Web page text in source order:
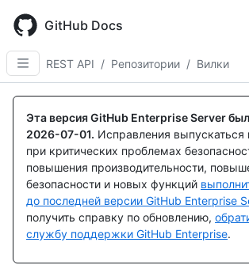
main
content
GitHub Docs
REST API / Репозитории / Вилки
Эта версия GitHub Enterprise Server
2026-07-01. Исправления
при критических проблемах
повышения производительности,
безопасности и новых функций
до последней версии GitHub Enterprise
получить справку по обновлению,
службу поддержки GitHub Enterprise.
Имя., Тип,
Description
Имя., Тип,
Description
Имя., Тип,
Description
Имя., Тип,
Description
Имя., Тип,
Description
Имя., Тип,
Description